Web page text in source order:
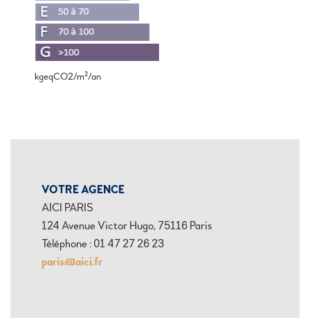
kgeqCO2/m²/an
VOTRE AGENCE
AICI PARIS
124 Avenue Victor Hugo, 75116 Paris
Téléphone : 01 47 27 26 23
paris@aici.fr